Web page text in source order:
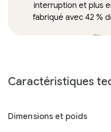
interruption et plus
fabriqué avec 42 %
Caractéristiques
Dimensions et poids